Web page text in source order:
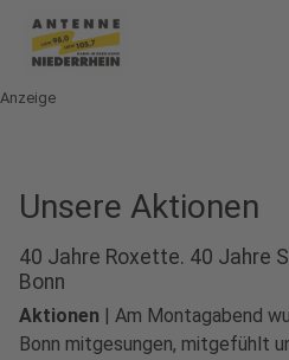
Anzeige
Unsere Aktionen
40 Jahre Roxette. 40 Jahre
Bonn
Aktionen | Am Montagabend
Bonn mitgesungen, mitgefühlt